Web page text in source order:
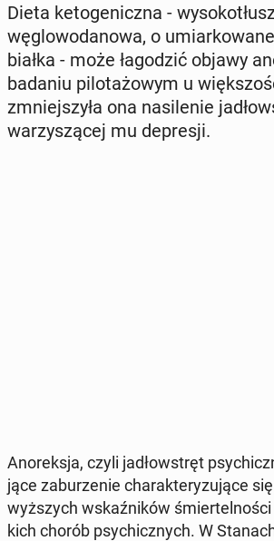
Dieta ke­to­ge­nicz­na -
wę­glo­wo­da­no­wa, o
białka - może ła­go­dzić objawy
badaniu pi­lo­ta­żo­wym u
zmniej­szy­ła ona na­si­le­nie
wa­rzy­szą­cej mu de­pre­sji.
Ano­rek­sja, czyli ja­dło­wstręt
ją­ce za­bu­rze­nie cha­rak­te­ry­zu­ją­ce
wyż­szych wskaź­ni­ków
kich chorób psy­chicz­nych. W